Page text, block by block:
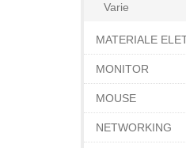
Varie
MATERIALE
MONITOR
MOUSE
NETWORKING